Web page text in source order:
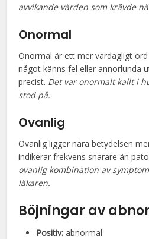
avvikande värden som krävde
Onormal
Onormal är ett mer vardagligt
något känns fel eller annorlunda
precist. Det var onormalt kallt i
stod på.
Ovanlig
Ovanlig ligger nära betydelsen
indikerar frekvens snarare än
ovanlig kombination av
läkaren.
Böjningar av
Positiv: abnormal